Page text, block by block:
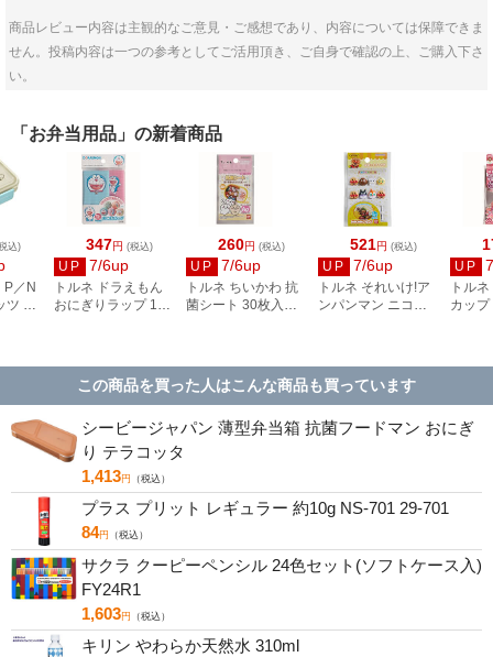
商品レビュー内容は主観的なご意見・ご感想であり、内容については保障できま
せん。投稿内容は一つの参考としてご活用頂き、ご自身で確認の上、ご購入下さ
い。
「お弁当用品」の新着商品
347円 (税込)
UP 7/6up
トルネ ドラえもん
おにぎりラップ 15
260円 (税込)
UP 7/6up
トルネ ちいかわ 抗
菌シート 30枚入
521円 (税込)
UP 7/6up
トルネ それいけ!ア
ンパンマン ニコニ
UP
トル
カッ
込)
P／N
ツ タ
この商品を買った人はこんな商品も買っています
シービージャパン 薄型弁当箱 抗菌フードマン おにぎ
り テラコッタ
1,413円 （税込）
プラス プリット レギュラー 約10g NS-701 29-701
84円 （税込）
サクラ クーピーペンシル 24色セット(ソフトケース入)
FY24R1
1,603円 （税込）
キリン やわらか天然水 310ml